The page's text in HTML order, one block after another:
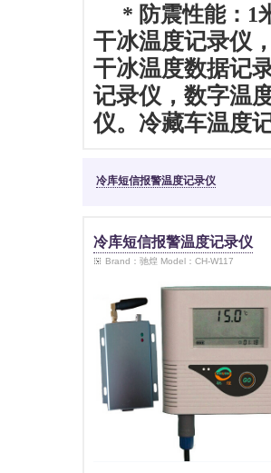
* 防震性能： 1
干冰温度记录仪
干冰温度数据记
记录仪，数字温
仪。冷藏车温度
冷库短信报警温度记录仪
冷库短信报警温度记录仪
Brand：驰煌 Model：CH-W117